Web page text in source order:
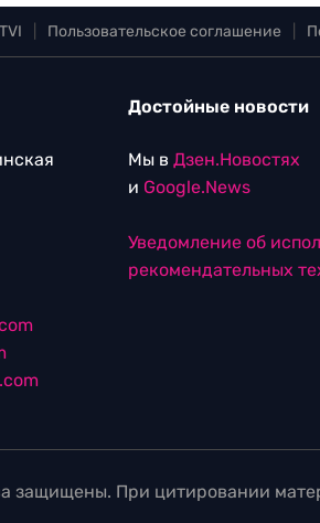
Пользовательское соглашение
Достойные новости
Мы в Дзен.Новостях
и Google.News
Уведомление об
рекомендательных
При цитировании